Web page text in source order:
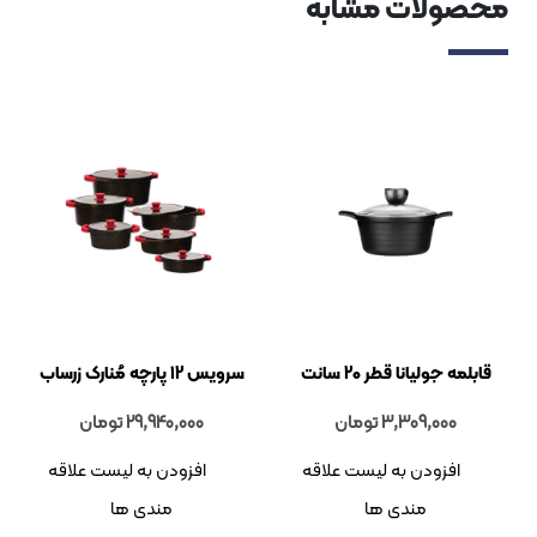
قطر 20 سانت
تومان
به لیست علاقه
سرویس 12 پارچه مُنارک زرساب
تومان
افزودن به لیست علاقه